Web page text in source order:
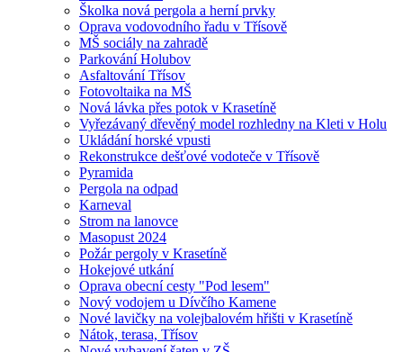
Školka nová pergola a herní prvky
Oprava vodovodního řadu v Třísově
MŠ sociály na zahradě
Parkování Holubov
Asfaltování Třísov
Fotovoltaika na MŠ
Nová lávka přes potok v Krasetíně
Vyřezávaný dřevěný model rozhledny na Kleti v Holu
Ukládání horské vpusti
Rekonstrukce dešťové vodoteče v Třísově
Pyramida
Pergola na odpad
Karneval
Strom na lanovce
Masopust 2024
Požár pergoly v Krasetíně
Hokejové utkání
Oprava obecní cesty "Pod lesem"
Nový vodojem u Dívčího Kamene
Nové lavičky na volejbalovém hřišti v Krasetíně
Nátok, terasa, Třísov